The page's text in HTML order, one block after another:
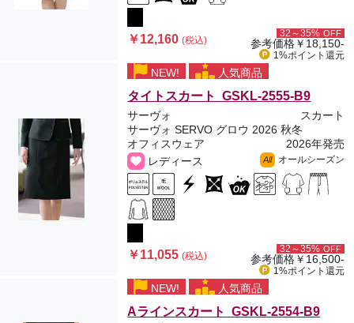
￥12,160(税込)
32～35% OFF
参考価格￥18,150-
1%ポイント 還元
NEW! 人気商品
タイトスカート GSKL-2555-B9
サーヴォ
スカート
サーヴォ SERVO グロウ 2026 秋冬
オフィスウェア
2026年発売
レディース
All オールシーズン
￥11,055(税込)
32～35% OFF
参考価格￥16,500-
1%ポイント 還元
NEW! 人気商品
Aラインスカート GSKL-2554-B9